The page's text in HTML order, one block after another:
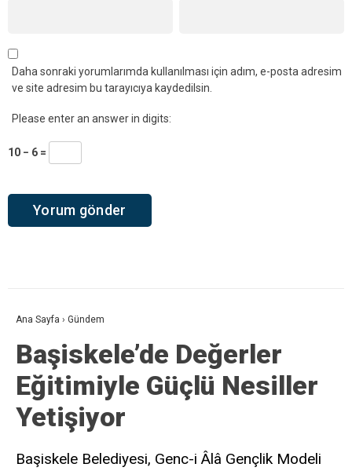
Daha sonraki yorumlarımda kullanılması için adım, e-posta adresim
ve site adresim bu tarayıcıya kaydedilsin.
Please enter an answer in digits:
10 − 6 =
Ana Sayfa › Gündem
Başiskele’de Değerler
Eğitimiyle Güçlü Nesiller
Yetişiyor
Başiskele Belediyesi, Genc-i Âlâ Gençlik Modeli